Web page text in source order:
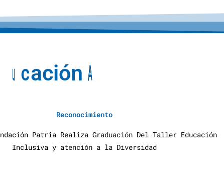
u cación A
Reconocimiento
Patria Realiza Graduación Del Taller Educación
Inclusiva y atención a la Diversidad